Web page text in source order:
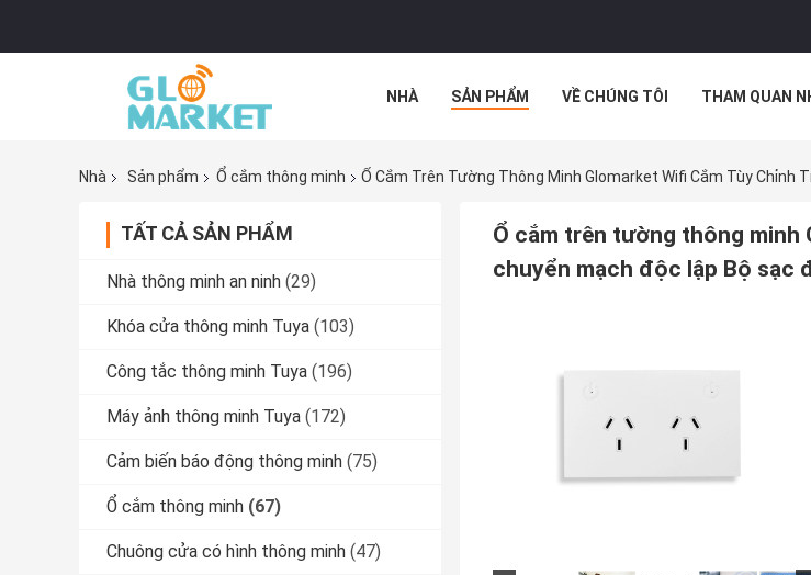
NHÀ SẢN PHẨM VỀ CHÚNG TÔI THAM QUAN
Nhà
Sản phẩm Ổ cắm thông minh Ổ Cắm Trên Tường Thông Minh Glomarket Wifi Cắm Tùy Chỉnh
TẤT CẢ SẢN PHẨM
Nhà thông minh an ninh (29)
Khóa cửa thông minh Tuya (103)
Công tắc thông minh Tuya (196)
Máy ảnh thông minh Tuya (172)
Cảm biến báo động thông minh (75)
Ổ cắm thông minh (67)
Chuông cửa có hình thông minh (47)
Ổ cắm trên tường thông minh
chuyển mạch độc lập Bộ sạc